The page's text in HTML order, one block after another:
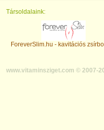
Társoldalaink:
ForeverSlim.hu - kavitációs
www.vitaminsziget.com © 2007-